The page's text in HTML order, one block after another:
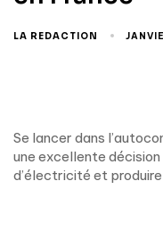
LA REDACTION
Se lancer dans
une excellente
d’électricité et produire